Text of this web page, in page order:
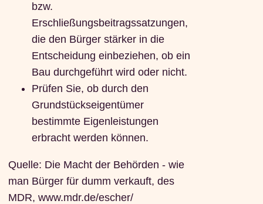
bzw.
Erschließungsbeitragssatzungen,
die den Bürger stärker in die
Entscheidung einbeziehen, ob ein
Bau durchgeführt wird oder nicht.
Prüfen Sie, ob durch den
Grundstückseigentümer
bestimmte Eigenleistungen
erbracht werden können.
Quelle: Die Macht der Behörden - wie
man Bürger für dumm verkauft, des
MDR, www.mdr.de/escher/